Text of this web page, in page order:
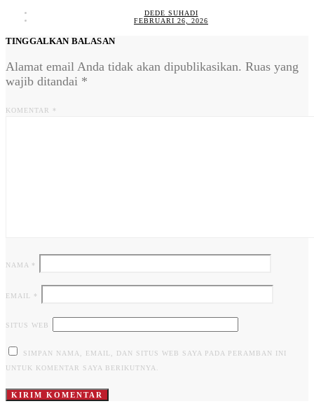
DEDE SUHADI
FEBRUARI 26, 2026
TINGGALKAN BALASAN
Alamat email Anda tidak akan dipublikasikan. Ruas yang
wajib ditandai *
KOMENTAR *
NAMA *
EMAIL *
SITUS WEB
SIMPAN NAMA, EMAIL, DAN SITUS WEB SAYA PADA PERAMBAN INI
UNTUK KOMENTAR SAYA BERIKUTNYA.